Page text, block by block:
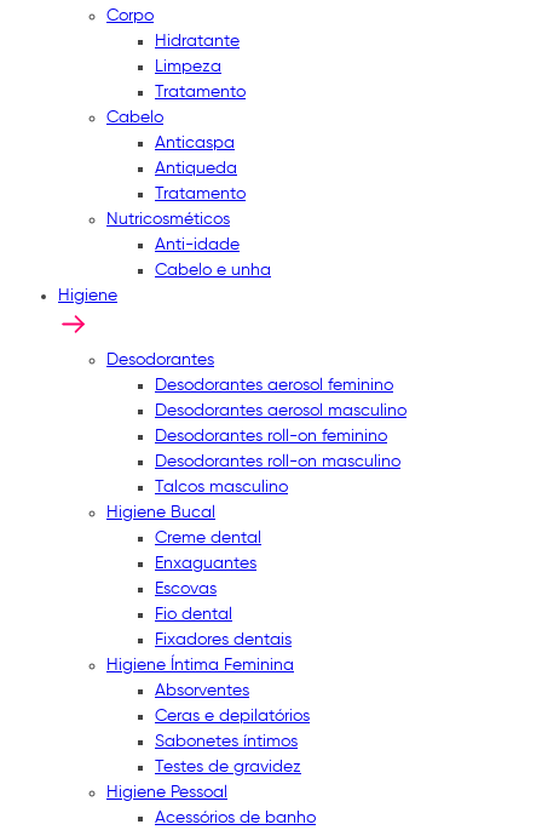
Corpo
Hidratante
Limpeza
Tratamento
Cabelo
Anticaspa
Antiqueda
Tratamento
Nutricosméticos
Anti-idade
Cabelo e unha
Higiene
Desodorantes
Desodorantes aerosol feminino
Desodorantes aerosol masculino
Desodorantes roll-on feminino
Desodorantes roll-on masculino
Talcos masculino
Higiene Bucal
Creme dental
Enxaguantes
Escovas
Fio dental
Fixadores dentais
Higiene Íntima Feminina
Absorventes
Ceras e depilatórios
Sabonetes íntimos
Testes de gravidez
Higiene Pessoal
Acessórios de banho